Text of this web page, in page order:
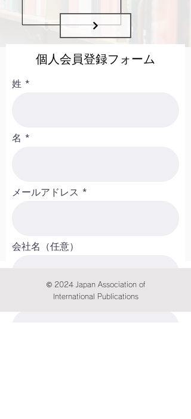
​個人会員登録フォーム
姓
名
メールアドレス
会社名（任意）
© 2024 Japan Association of
International Publications